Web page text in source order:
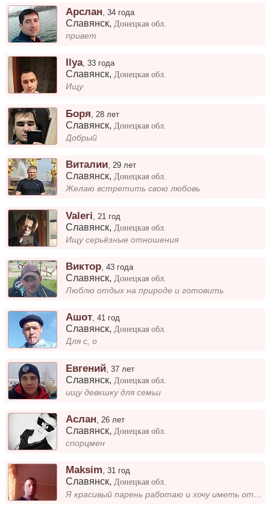
Арслан ,34 года
Славянск, Донецкая обл.
привет
Ilya,33 года
Славянск, Донецкая обл.
Ищу
Боря 28 лет
Славянск, Донецкая обл.
Добрый
Виталии 29 лет
Славянск, Донецкая обл.
Желаю встретить свою любовь
Valeri 21 год
Славянск, Донецкая обл.
Ищу серьёзные отношения
Виктор ,43 года
Славянск, Донецкая обл.
Люблю отдых на природе и готовить
Ашот,41 год
Славянск, Донецкая обл.
Для с, о
Евгений ,37 лет
Славянск, Донецкая обл.
ищу девкшку для семьи
Аслан 26 лет
Славянск, Донецкая обл.
спорцмен
Maksim,31 год
Славянск,Донецкая обл.
Я красивый парень работаю и хочу иметь отношения и семью создать